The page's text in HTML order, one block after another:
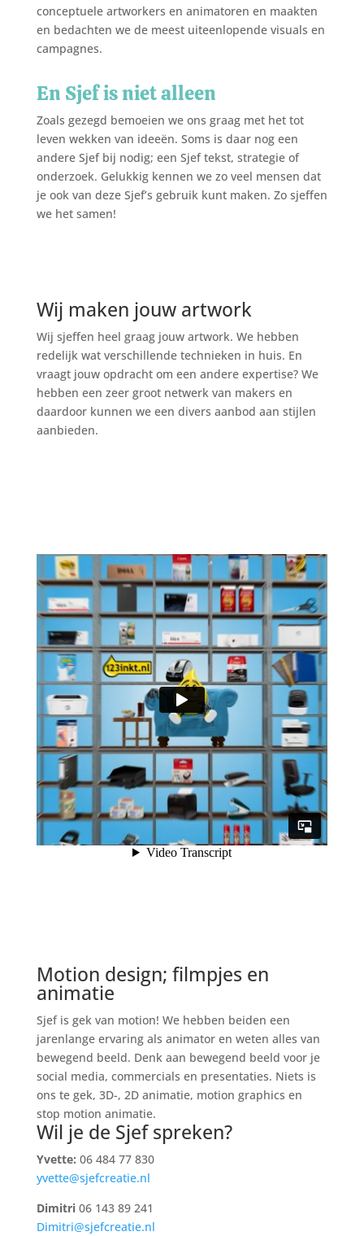
conceptuele artworkers en animatoren en maakten
en bedachten we de meest uiteenlopende visuals en
campagnes.
En Sjef is niet alleen
Zoals gezegd bemoeien we ons graag met het tot
leven wekken van ideeën. Soms is daar nog een
andere Sjef bij nodig; een Sjef tekst, strategie of
onderzoek. Gelukkig kennen we zo veel mensen dat
je ook van deze Sjef’s gebruik kunt maken. Zo sjeffen
we het samen!
Wij maken jouw artwork
Wij sjeffen heel graag jouw artwork. We hebben
redelijk wat verschillende technieken in huis. En
vraagt jouw opdracht om een andere expertise? We
hebben een zeer groot netwerk van makers en
daardoor kunnen we een divers aanbod aan stijlen
aanbieden.
Motion design; filmpjes en
animatie
Sjef is gek van motion! We hebben beiden een
jarenlange ervaring als animator en weten alles van
bewegend beeld. Denk aan bewegend beeld voor je
social media, commercials en presentaties. Niets is
ons te gek, 3D-, 2D animatie, motion graphics en
stop motion animatie.
Wil je de Sjef spreken?
Yvette: 06 484 77 830
yvette@sjefcreatie.nl
Dimitri06 143 89 241
Dimitri@sjefcreatie.nl